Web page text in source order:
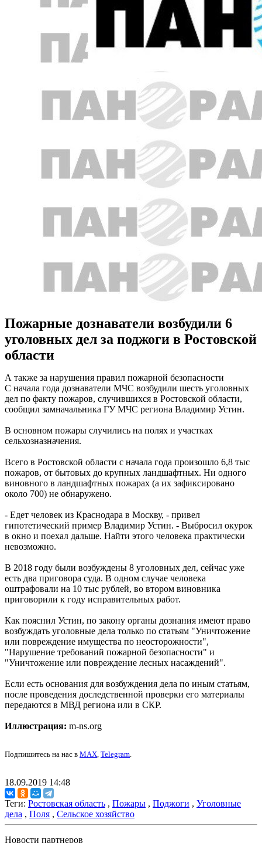
Пожарные дознаватели возбудили 6
уголовных дел за поджоги в Ростовской
области
А также за нарушения правил пожарной безопасности
С начала года дознаватели МЧС возбудили шесть уголовных
дел по факту пожаров, случившихся в Ростовской области,
сообщил замначальника ГУ МЧС региона Владимир Устин.
В основном пожары случились на полях и участках
сельхозназначения.
Всего в Ростовской области с начала года произошло 6,8 тыс
пожаров, от бытовых до крупных ландшафтных. Ни одного
виновного в ландшафтных пожарах (а их зафиксировано
около 700) не обнаружено.
- Едет человек из Краснодара в Москву, - привел
гипотетический пример Владимир Устин. - Выбросил окурок
в окно и поехал дальше. Найти этого человека практически
невозможно.
В 2018 году были возбуждены 8 уголовных дел, сейчас уже
есть два приговора суда. В одном случае человека
оштрафовали на 10 тыс рублей, во втором виновника
приговорили к году исправительных работ.
Как пояснил Устин, по закону органы дознания имеют право
возбуждать уголовные дела только по статьям "Уничтожение
или повреждение имущества по неосторожности",
"Нарушение требований пожарной безопасности" и
"Уничтожение или повреждение лесных насаждений".
Если есть основания для возбуждения дела по иным статьям,
после проведения доследственной проверки его материалы
передаются в МВД региона или в СКР.
Иллюстрация: m-ns.org
Подпишитесь на нас в MAX, Telegram.
18.09.2019 14:48
Теги: Ростовская область , Пожары , Поджоги , Уголовные
дела , Поля , Сельское хозяйство
Новости партнеров